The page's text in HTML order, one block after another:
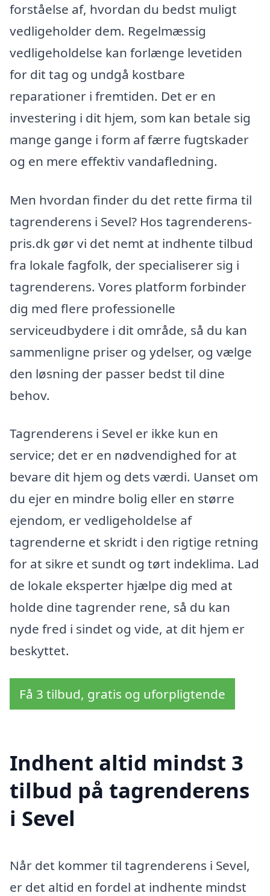
forståelse af, hvordan du bedst muligt
vedligeholder dem. Regelmæssig
vedligeholdelse kan forlænge levetiden
for dit tag og undgå kostbare
reparationer i fremtiden. Det er en
investering i dit hjem, som kan betale sig
mange gange i form af færre fugtskader
og en mere effektiv vandafledning.
Men hvordan finder du det rette firma til
tagrenderens i Sevel? Hos tagrenderens-
pris.dk gør vi det nemt at indhente tilbud
fra lokale fagfolk, der specialiserer sig i
tagrenderens. Vores platform forbinder
dig med flere professionelle
serviceudbydere i dit område, så du kan
sammenligne priser og ydelser, og vælge
den løsning der passer bedst til dine
behov.
Tagrenderens i Sevel er ikke kun en
service; det er en nødvendighed for at
bevare dit hjem og dets værdi. Uanset om
du ejer en mindre bolig eller en større
ejendom, er vedligeholdelse af
tagrenderne et skridt i den rigtige retning
for at sikre et sundt og tørt indeklima. Lad
de lokale eksperter hjælpe dig med at
holde dine tagrender rene, så du kan
nyde fred i sindet og vide, at dit hjem er
beskyttet.
Få 3 tilbud, gratis og uforpligtende
Indhent altid mindst 3
tilbud på tagrenderens
i Sevel
Når det kommer til tagrenderens i Sevel,
er det altid en fordel at indhente mindst